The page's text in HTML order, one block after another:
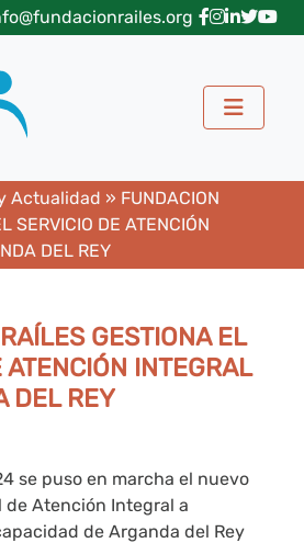
Actualidad » FUNDACION
SERVICIO DE ATENCIÓN
DEL REY
GESTIONA EL
ATENCIÓN INTEGRAL
DEL REY
se puso en marcha el nuevo
Atención Integral a
de Arganda del Rey